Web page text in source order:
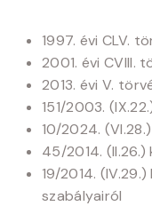
1997. évi CLV.
2001. évi CVIII.
2013. évi V.
151/2003.
10/2024.
45/2014.
19/2014.
szabályairól